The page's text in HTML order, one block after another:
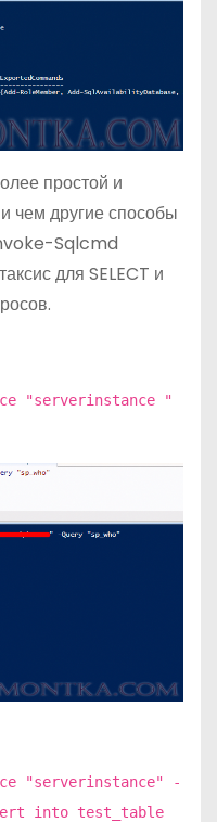
простой и
чем другие способы
Sqlcmd
для SELECT и
"serverinstance "
"serverinstance" -
into test_table